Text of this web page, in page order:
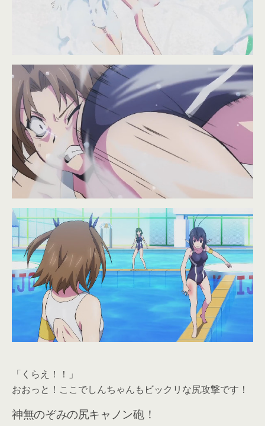
「くらえ！！」
おおっと！ここでしんちゃんもビックリな尻攻撃です！
神無のぞみの尻キャノン砲！